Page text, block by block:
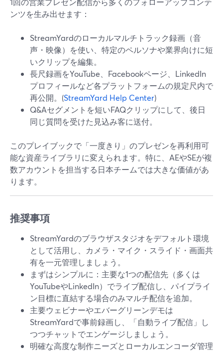
ンツを生み出せます：
StreamYardのローカルマルチトラック録画（音
声・映像）を使い、特定のペルソナや業界向けに短
いクリップを編集。
長尺録画をYouTube、Facebookページ、LinkedIn
プロフィールなど各プラットフォームの規定尺内で
再公開。(StreamYard Help Center)
Q&Aセグメントを短いFAQクリップにして、後日
同じ質問を受けた見込み客に送付。
このプレイブックで「一度きり」のプレゼンを再利用可
能な資産ライブラリに変えられます。特に、AEやSEが複
数アカウントを担当する日本チームでは大きな価値があ
ります。
推奨事項
StreamYardのブラウザスタジオをデフォルト環境
として活用し、カメラ・マイク・スライド・画面共
有を一元管理しましょう。
まずはシンプルに：主要な1つの配信先（多くは
YouTubeやLinkedIn）でライブ配信し、パイプライ
ン目標に直結する場合のみマルチ配信を追加。
主要ウェビナーやエバーグリーンデモは
StreamYardで事前録画し、「自動ライブ配信」し
つつチャットでエンゲージしましょう。
明確な高度な制作ニーズとローカルエンコーダ管理